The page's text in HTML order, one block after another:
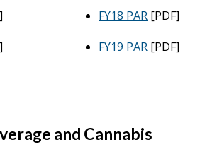
FY18 PAR [PDF]
FY19 PAR [PDF]
and Cannabis